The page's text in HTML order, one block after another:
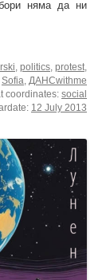
няма да ни
politics protest
Sofia
ДАНСwithme
coordinates: social
12 July 2013